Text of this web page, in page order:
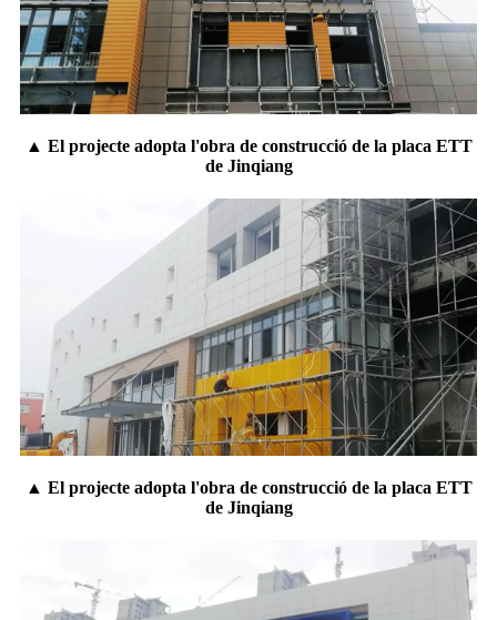
▲ El projecte adopta l'obra de construcció de la placa ETT
de Jinqiang
▲ El projecte adopta l'obra de construcció de la placa ETT
de Jinqiang